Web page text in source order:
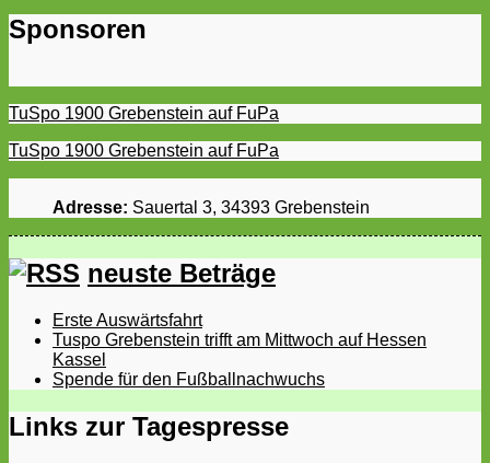
Sponsoren
TuSpo 1900 Grebenstein auf FuPa
TuSpo 1900 Grebenstein auf FuPa
Adresse: Sauertal 3, 34393 Grebenstein
neuste Beträge
Erste Auswärtsfahrt
Tuspo Grebenstein trifft am Mittwoch auf Hessen
Kassel
Spende für den Fußballnachwuchs
Links zur Tagespresse